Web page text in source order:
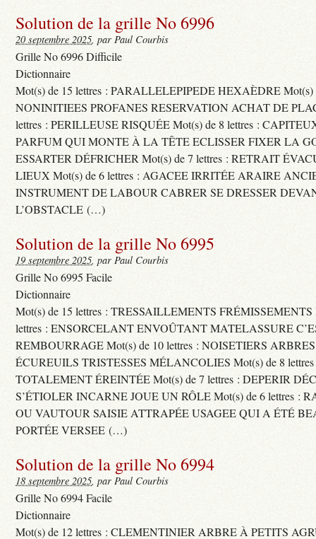
Solution de la grille No 6996
20 septembre 2025, par Paul Courbis
Grille No 6996 Difficile
Dictionnaire
Mot(s) de 15 lettres : PARALLELEPIPEDE HEXAÈDRE Mot(s)
NONINITIEES PROFANES RESERVATION ACHAT DE
lettres : PERILLEUSE RISQUÉE Mot(s) de 8 lettres :
PARFUM QUI MONTE À LA TÊTE ECLISSER FIXER LA
ESSARTER DÉFRICHER Mot(s) de 7 lettres : RETRAIT
LIEUX Mot(s) de 6 lettres : AGACEE IRRITÉE ARAIRE
INSTRUMENT DE LABOUR CABRER SE DRESSER
L’OBSTACLE (…)
Solution de la grille No 6995
19 septembre 2025, par Paul Courbis
Grille No 6995 Facile
Dictionnaire
Mot(s) de 15 lettres : TRESSAILLEMENTS FRÉMISSEMENTS
lettres : ENSORCELANT ENVOÛTANT MATELASSURE
REMBOURRAGE Mot(s) de 10 lettres : NOISETIERS
ÉCUREUILS TRISTESSES MÉLANCOLIES Mot(s) de 8
TOTALEMENT ÉREINTÉE Mot(s) de 7 lettres : DEPERIR
S’ÉTIOLER INCARNE JOUE UN RÔLE Mot(s) de 6 lettres :
OU VAUTOUR SAISIE ATTRAPÉE USAGEE QUI A ÉTÉ
PORTÉE VERSEE (…)
Solution de la grille No 6994
18 septembre 2025, par Paul Courbis
Grille No 6994 Facile
Dictionnaire
Mot(s) de 12 lettres : CLEMENTINIER ARBRE À PETITS